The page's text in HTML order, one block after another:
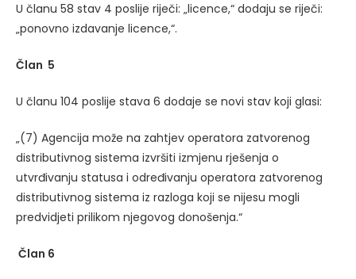
U članu 58 stav 4 poslije riječi: „licence,“ dodaju se riječi:
„ponovno izdavanje licence,“.
Član 5
U članu 104 poslije stava 6 dodaje se novi stav koji glasi:
„(7) Agencija može na zahtjev operatora zatvorenog
distributivnog sistema izvršiti izmjenu rješenja o
utvrđivanju statusa i određivanju operatora zatvorenog
distributivnog sistema iz razloga koji se nijesu mogli
predvidjeti prilikom njegovog donošenja.“
Član 6